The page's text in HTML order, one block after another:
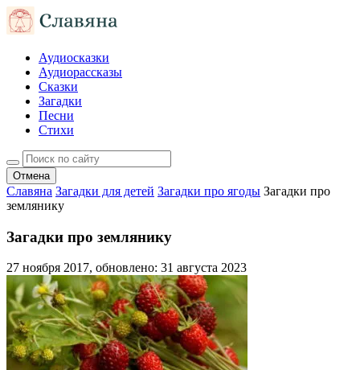
Аудиосказки
Аудиорассказы
Сказки
Загадки
Песни
Стихи
Отмена
Славяна Загадки для детей Загадки про ягоды Загадки про
землянику
Загадки про землянику
27 ноября 2017, обновлено: 31 августа 2023